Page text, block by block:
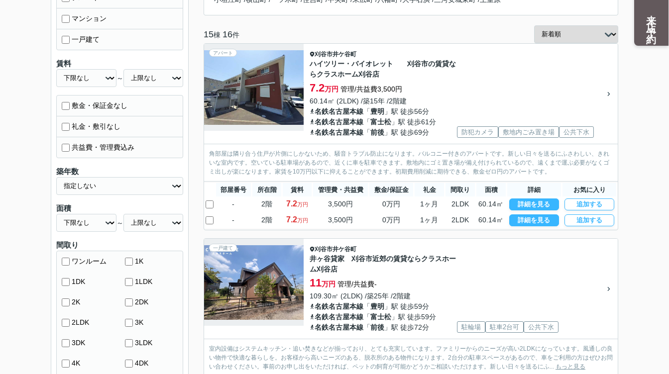
15棟 16件
アパート 刈谷市井ケ谷町
ハイツリー・バイオレット 刈谷市の賃貸な
らクラスホーム刈谷店
7.2万円 管理/共益費3,500円
60.14㎡ (2LDK) /築15年 /2階建
名鉄名古屋本線 「豊明 」駅 徒歩56分
名鉄名古屋本線 「富士松」駅 徒歩61分
名鉄名古屋本線 「前後 」駅 徒歩69分 防犯カメラ 敷地内ごみ置き場 公共下水
角部屋は隣り合う住戸が片側にしかないため、騒音トラブル防止になります。バルコニー付きのアパートです。新しい日々を送るにふさわしい、きれ
いな室内です。空いている駐車場があるので、近くに車を駐車できます。敷地内にゴミ置き場が備え付けられているので、遠くまで運ぶ必要がなくゴ
ミ出しが楽になります。家賃を10万円以下に抑えることができます。初期費用削減に期待できる、敷金ゼロ円のアパートです。
部屋番号 所在階 賃料 管理費・共益費 敷金/保証金 礼金 間取り 面積 詳細 お気に入り
- 2階 7.2万円 3,500円 0万円 1ヶ月 2LDK 60.14㎡ 詳細を見る 追加する
- 2階 7.2万円 3,500円 0万円 1ヶ月 2LDK 60.14㎡ 詳細を見る 追加する
一戸建て 刈谷市井ケ谷町
井ヶ谷貸家 刈谷市近郊の賃貸ならクラスホー
ム刈谷店
11万円 管理/共益費-
109.30㎡ (2LDK) /築25年 /2階建
名鉄名古屋本線 「豊明 」駅 徒歩59分
名鉄名古屋本線 「富士松」駅 徒歩59分
名鉄名古屋本線 「前後 」駅 徒歩72分 駐輪場 駐車2台可 公共下水
室内設備はシステムキッチン・追い焚きなどが揃っており、とても充実しています。ファミリーからのニーズが高い2LDKになっています。風通しの良
い物件で快適な暮らしを。お客様から高いニーズのある、脱衣所のある物件になります。2台分の駐車スペースがあるので、車をご利用の方はぜひお問
い合わせください。事前のお申し出をいただければ、ペットの飼育が可能かどうかご相談いただけます。新しい日々を送るにふ... もっと見る
マンション
一戸建て
賃料
～
敷金・保証金なし
礼金・敷引なし
共益費・管理費込み
築年数
面積
～
間取り
ワンルーム 1K
1DK 1LDK
2K 2DK
2LDK 3K
3DK 3LDK
4K 4DK
来店予約